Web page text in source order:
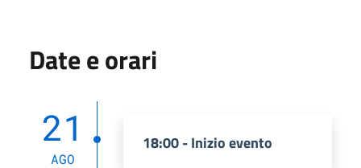
Date e orari
21
AGO
18:00 - Inizio evento